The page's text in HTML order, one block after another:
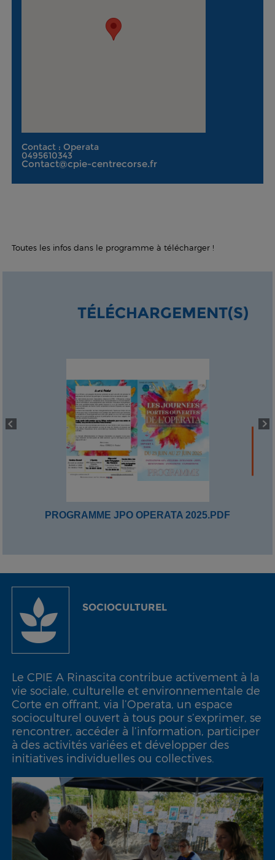
Contact : Operata
0495610343
Contact@cpie-centrecorse.fr
Toutes les infos dans le programme à télécharger !
TÉLÉCHARGEMENT(S)
PROGRAMME JPO OPERATA 2025.PDF
SOCIOCULTUREL
Le CPIE A Rinascita contribue activement à la
vie sociale, culturelle et environnementale de
Corte en offrant, via l’Operata, un espace
socioculturel ouvert à tous pour s’exprimer, se
rencontrer, accéder à l’information, participer
à des activités variées et développer des
initiatives individuelles ou collectives.